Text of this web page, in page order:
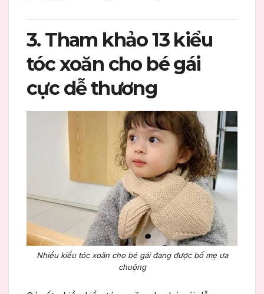
3. Tham khảo 13 kiểu
tóc xoăn cho bé gái
cực dễ thương
Nhiều kiểu tóc xoăn cho bé gái đang được bố mẹ ưa
chuộng